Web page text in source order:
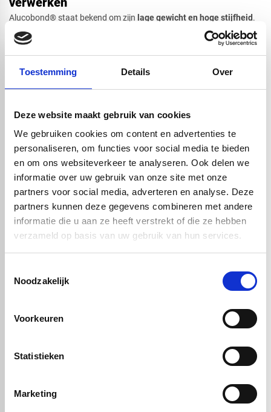
Toestemming Details Over
Deze website maakt gebruik van cookies
We gebruiken cookies om content en advertenties te
personaliseren, om functies voor social media te bieden
en om ons websiteverkeer te analyseren. Ook delen we
informatie over uw gebruik van onze site met onze
partners voor social media, adverteren en analyse. Deze
partners kunnen deze gegevens combineren met andere
informatie die u aan ze heeft verstrekt of die ze hebben
verzameld op basis van uw gebruik van hun services.
Noodzakelijk
Voorkeuren
Statistieken
Marketing
Alucobond® staat bekend om zijn lage gewicht en hoge stijfheid.
De panelen zijn eenvoudig te zagen, frezen, boren en verlijmen, wat
ze ideaal maakt voor maatwerk, gevelsystemen en creatieve
ontwerpen. De uitstekende vlakheid zorgt voor een strak en
professioneel eindresultaat
Deze aluminium composiet plaat isUV-bestendig, weerbestendig
en vormvast, waardoor hij breed inzetbaar is voor zowel interieur-
als exterieurprojecten.
Alucobond® Terra Pyrite
is de perfecte keuze voor wie een
duurzame, esthetische en technisch hoogwaardige gevel- of
interieurplaat zoekt met een luxe uitstraling.
Handig om er bij te kopen
geadoniseerde look |
geadoniseerde look |
satijn bruin | 3050 x